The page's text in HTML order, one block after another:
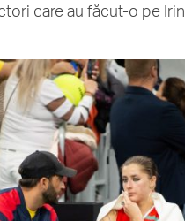
care au făcut-o pe